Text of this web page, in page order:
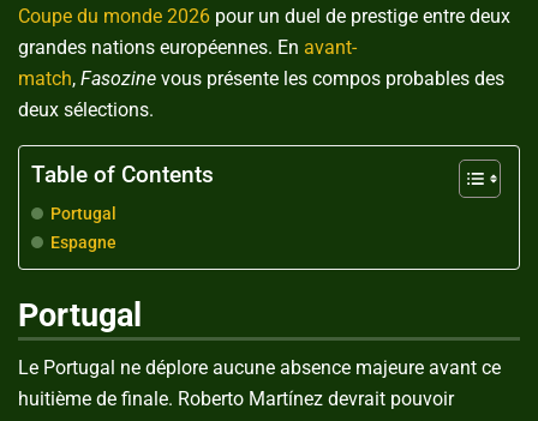
Coupe du monde 2026 pour un duel de prestige entre deux
grandes nations européennes. En avant-
match, Fasozine vous présente les compos probables des
deux sélections.
Table of Contents
Portugal
Espagne
Portugal
Le Portugal ne déplore aucune absence majeure avant ce
huitième de finale. Roberto Martínez devrait pouvoir